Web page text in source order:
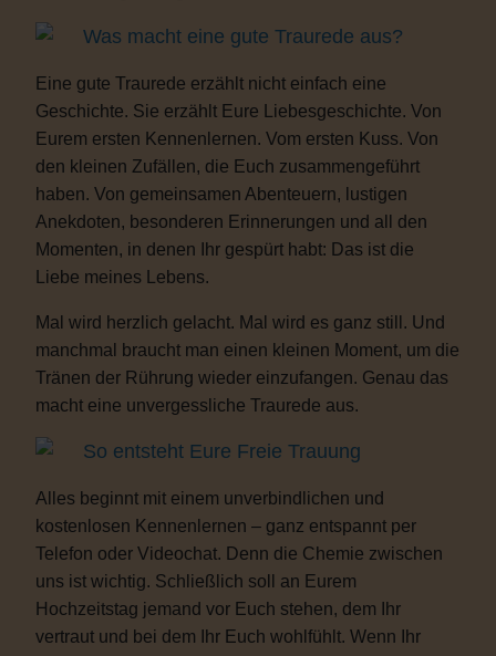
Was macht eine gute Traurede aus?
Eine gute Traurede erzählt nicht einfach eine
Geschichte. Sie erzählt Eure Liebesgeschichte. Von
Eurem ersten Kennenlernen. Vom ersten Kuss. Von
den kleinen Zufällen, die Euch zusammengeführt
haben. Von gemeinsamen Abenteuern, lustigen
Anekdoten, besonderen Erinnerungen und all den
Momenten, in denen Ihr gespürt habt: Das ist die
Liebe meines Lebens.
Mal wird herzlich gelacht. Mal wird es ganz still. Und
manchmal braucht man einen kleinen Moment, um die
Tränen der Rührung wieder einzufangen. Genau das
macht eine unvergessliche Traurede aus.
So entsteht Eure Freie Trauung
Alles beginnt mit einem unverbindlichen und
kostenlosen Kennenlernen – ganz entspannt per
Telefon oder Videochat. Denn die Chemie zwischen
uns ist wichtig. Schließlich soll an Eurem
Hochzeitstag jemand vor Euch stehen, dem Ihr
vertraut und bei dem Ihr Euch wohlfühlt. Wenn Ihr